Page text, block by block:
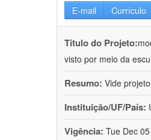
E-mail Currículo
Título do Projeto:
visto por meio da
Resumo: Vide
Instituição/UF/País:
Vigência: Tue Dec